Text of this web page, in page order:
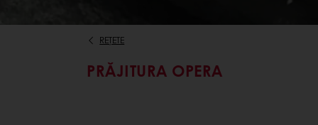
REȚETE
PRĂJITURA OPERA